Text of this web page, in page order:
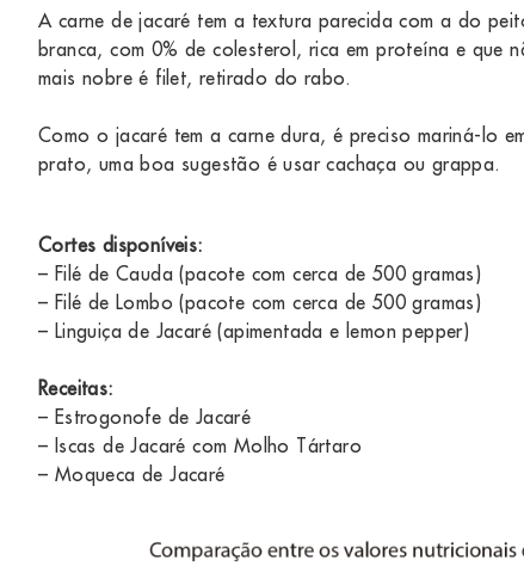
A carne de jacaré tem a textura parecida com a do
branca, com 0% de colesterol, rica em proteína e que
mais nobre é filet, retirado do rabo.
Como o jacaré tem a carne dura, é preciso mariná-lo
prato, uma boa sugestão é usar cachaça ou grappa.
Cortes disponíveis:
– Filé de Cauda (pacote com cerca de 500 gramas)
– Filé de Lombo (pacote com cerca de 500 gramas)
– Linguiça de Jacaré (apimentada e lemon pepper)
Receitas:
– Estrogonofe de Jacaré
– Iscas de Jacaré com Molho Tártaro
– Moqueca de Jacaré